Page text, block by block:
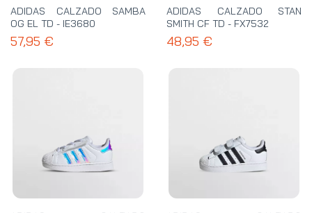
ADIDAS CALZADO SAMBA
OG EL TD - IE3680
57,95 €
ADIDAS CALZADO STAN
SMITH CF TD - FX7532
48,95 €